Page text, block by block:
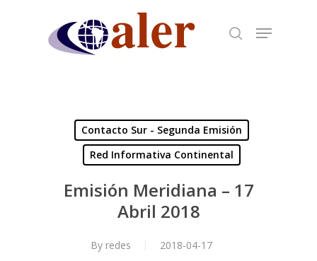
Contacto Sur - Segunda Emisión
Red Informativa Continental
Emisión Meridiana – 17
Abril 2018
By redes 2018-04-17